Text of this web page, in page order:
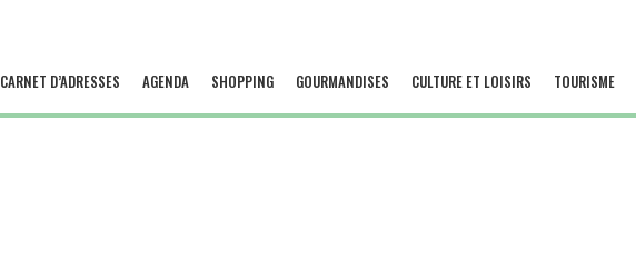
CARNET D’ADRESSES AGENDA SHOPPING GOURMANDISES CULTURE ET LOISIRS TOURISME